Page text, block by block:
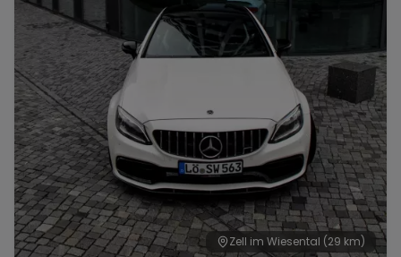
Range Rover Corvette
Zell im Wiesental (29 km)